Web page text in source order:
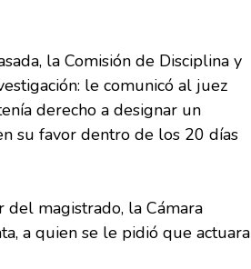
la Comisión de Disciplina y
le comunicó al juez
derecho a designar un
su favor dentro de los 20 días
del magistrado, la Cámara
a quien se le pidió que actuara